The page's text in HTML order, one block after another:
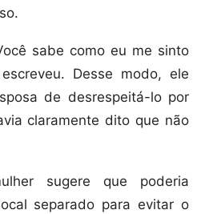
sabe como eu me sinto
Desse modo, ele
de desrespeitá-lo por
claramente dito que não
sugere que poderia
separado para evitar o